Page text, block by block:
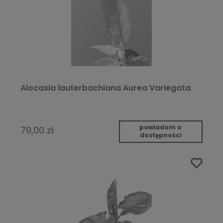
Alocasia lauterbachiana Aurea Variegata
79,00 zł
powiadom o
dostępności